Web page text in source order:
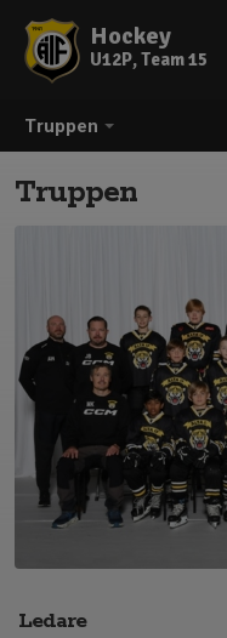
Truppen
Hockey
U12P, Team 15
Truppen
Ledare